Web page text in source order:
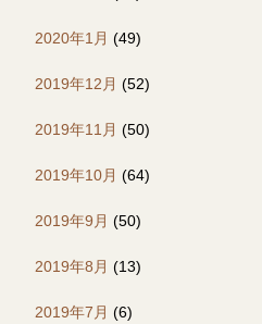
2020年1月 (49)
2019年12月 (52)
2019年11月 (50)
2019年10月 (64)
2019年9月 (50)
2019年8月 (13)
2019年7月 (6)